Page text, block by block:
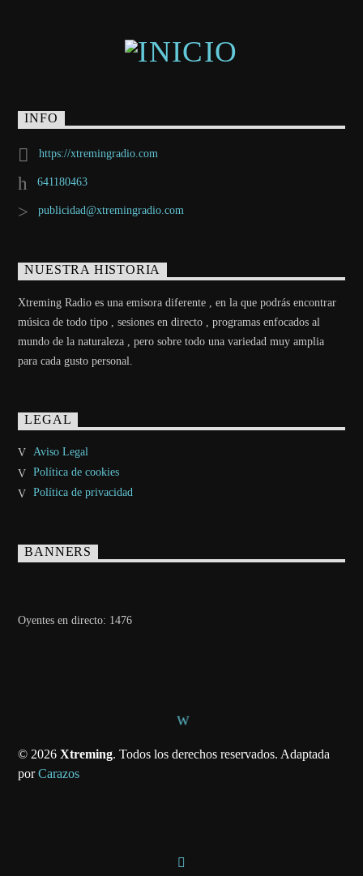
INFO
https://xtremingradio.com
641180463
publicidad@xtremingradio.com
NUESTRA HISTORIA
Xtreming Radio es una emisora diferente , en la que podrás encontrar
música de todo tipo , sesiones en directo , programas enfocados al
mundo de la naturaleza , pero sobre todo una variedad muy amplia
para cada gusto personal.
LEGAL
Aviso Legal
Política de cookies
Política de privacidad
BANNERS
Oyentes en directo: 1476
© 2026 Xtreming. Todos los derechos reservados. Adaptada
porCarazos